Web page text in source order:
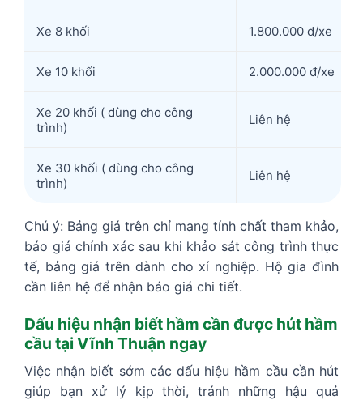
Xe 8 khối 1.800.000 đ/xe
Xe 10 khối 2.000.000 đ/xe
Xe 20 khối ( dùng cho công
trình)
Liên hệ
Xe 30 khối ( dùng cho công
trình)
Liên hệ
Chú ý: Bảng giá trên chỉ mang tính chất tham khảo,
báo giá chính xác sau khi khảo sát công trình thực
tế, bảng giá trên dành cho xí nghiệp. Hộ gia đình
cần liên hệ để nhận báo giá chi tiết.
Dấu hiệu nhận biết hầm cần được hút hầm
cầu tại Vĩnh Thuận ngay
Việc nhận biết sớm các dấu hiệu hầm cầu cần hút
giúp bạn xử lý kịp thời, tránh những hậu quả